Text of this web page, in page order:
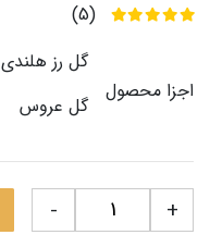
(5)
اجزا محصول
گل رز هلندی
گل عروس
+
-